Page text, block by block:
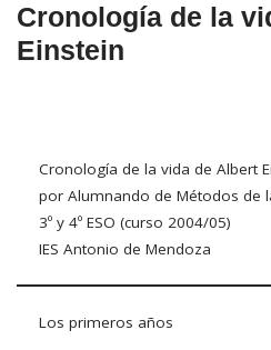
Cronología de la
Einstein
Cronología de la vida de Albert
por Alumnando de Métodos de
3º y 4º ESO (curso 2004/05)
IES Antonio de Mendoza
Los primeros años